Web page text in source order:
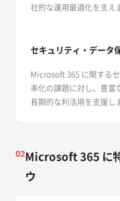
社的な運用最適化を支え
セキュリティ・データ
Microsoft 365 に関する
率化の課題に対し、豊富
長期的な利活用を支援し
02Microsoft 365 に
ウ